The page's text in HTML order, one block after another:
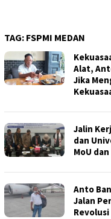
TAG: FSPMI MEDAN
Alat,
Jika
Jalin
dan
MoU dan
Anto
Jalan
Revolusi